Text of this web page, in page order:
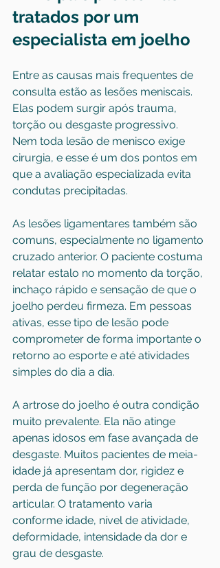
tratados por um
especialista em joelho
Entre as causas mais frequentes de
consulta estão as lesões meniscais.
Elas podem surgir após trauma,
torção ou desgaste progressivo.
Nem toda lesão de menisco exige
cirurgia, e esse é um dos pontos em
que a avaliação especializada evita
condutas precipitadas.
As lesões ligamentares também são
comuns, especialmente no ligamento
cruzado anterior. O paciente costuma
relatar estalo no momento da torção,
inchaço rápido e sensação de que o
joelho perdeu firmeza. Em pessoas
ativas, esse tipo de lesão pode
comprometer de forma importante o
retorno ao esporte e até atividades
simples do dia a dia.
A artrose do joelho é outra condição
muito prevalente. Ela não atinge
apenas idosos em fase avançada de
desgaste. Muitos pacientes de meia-
idade já apresentam dor, rigidez e
perda de função por degeneração
articular. O tratamento varia
conforme idade, nível de atividade,
deformidade, intensidade da dor e
grau de desgaste.